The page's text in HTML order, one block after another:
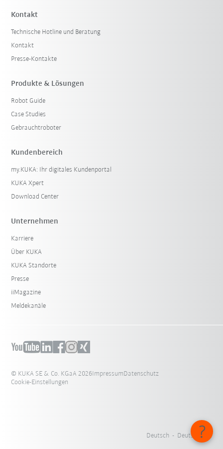
Kontakt
Technische Hotline und Beratung
Kontakt
Presse-Kontakte
Produkte & Lösungen
Robot Guide
Case Studies
Gebrauchtroboter
Kundenbereich
my.KUKA: Ihr digitales Kundenportal
KUKA Xpert
Download Center
Unternehmen
Karriere
Über KUKA
KUKA Standorte
Presse
iiMagazine
Meldekanäle
© KUKA SE & Co. KGaA 2026ImpressumDatenschutz
Cookie-Einstellungen
Deutsch - Deutschland